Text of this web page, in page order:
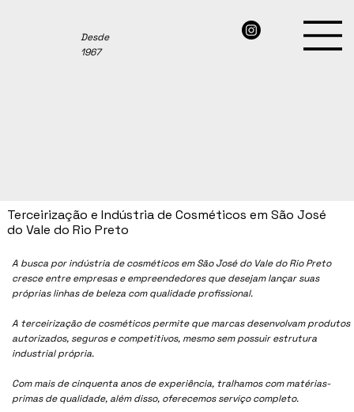
Desde
1967
A busca por indústria de cosméticos em São José do Vale do Rio Preto
cresce entre empresas e empreendedores que desejam lançar suas
próprias linhas de beleza com qualidade profissional.
A terceirização de cosméticos permite que marcas desenvolvam produtos
autorizados, seguros e competitivos, mesmo sem possuir estrutura
industrial própria.
Com mais de cinquenta anos de experiência, tralhamos com matérias-
primas de qualidade, além disso, oferecemos serviço completo.
Terceirização e Indústria de Cosméticos em São José
do Vale do Rio Preto